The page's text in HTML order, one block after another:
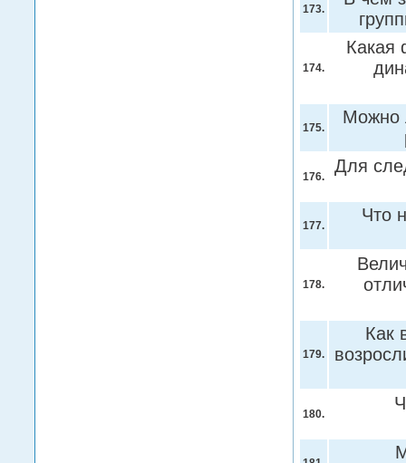
173.
174.
Какая
175.
Можно
176.
Для
177.
Что
178.
179.
Как
180.